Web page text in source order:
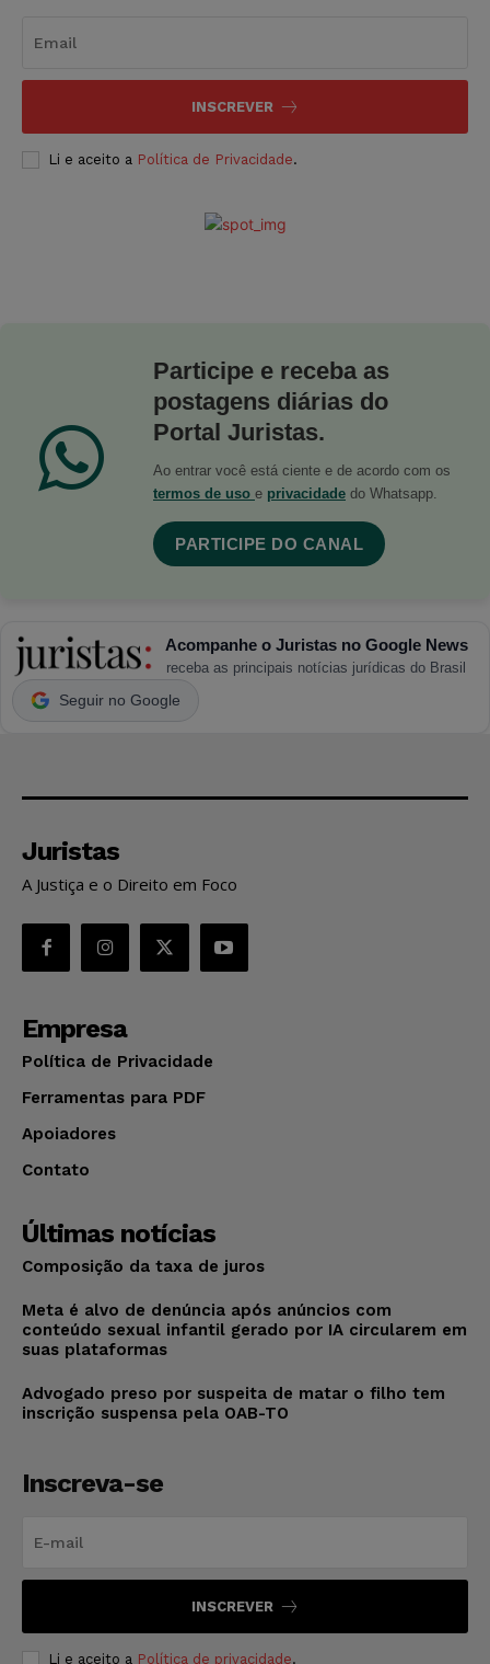
INSCREVER
Li e aceito a Política de Privacidade.
Participe e receba as
postagens diárias do
Portal Juristas.
Ao entrar você está ciente e de acordo com os
termos de uso e privacidade do Whatsapp.
PARTICIPE DO CANAL
Acompanhe o Juristas no Google News
receba as principais notícias jurídicas do Brasil
Seguir no Google
Juristas
A Justiça e o Direito em Foco
Empresa
Política de Privacidade
Ferramentas para PDF
Apoiadores
Contato
Últimas notícias
Composição da taxa de juros
Meta é alvo de denúncia após anúncios com
conteúdo sexual infantil gerado por IA circularem em
suas plataformas
Advogado preso por suspeita de matar o filho tem
inscrição suspensa pela OAB-TO
Inscreva-se
INSCREVER
Li e aceito a Política de privacidade.